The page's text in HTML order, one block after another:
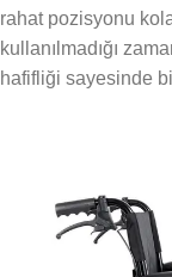
rahat pozisyonu
kullanılmadığı
hafifliği sayesinde